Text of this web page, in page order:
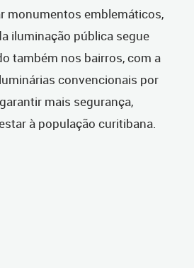
monumentos emblemáticos,
iluminação pública segue
também nos bairros, com a
convencionais por
mais segurança,
à população curitibana.